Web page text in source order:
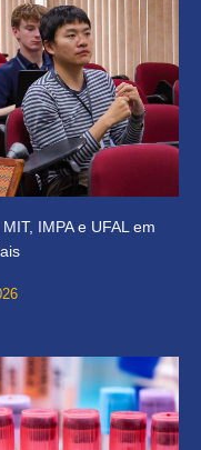
IMPA e UFAL em